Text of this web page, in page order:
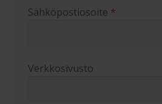
Sähköpostiosoite *
Verkkosivusto